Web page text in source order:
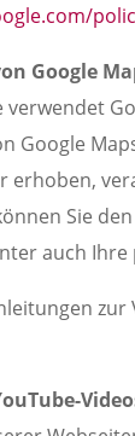
Google
verwendet
Google
erhoben,
Sie
auch